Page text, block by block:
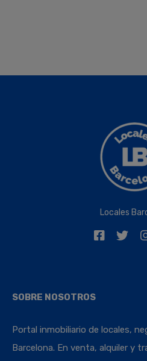
Locales
SOBRE NOSOTROS
Portal inmobiliario de locales,
Barcelona. En venta, alquiler y